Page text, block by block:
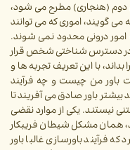
دوم (هنجاری) مطرح می شود،
می گویند، اموری که می توانند
امور درونی محدود نمی شوند.
در دسترس شناختی شخص قرار
بداند، با این تعریف تجربه ها و
باور من چیست و چه فرآیند
بیشتر باور صادق می آفریند تا
نیستند. یکی از موارد نقضی
همان مشکل شیطان فریبکار
فرآیند باورسازی غالبا باور